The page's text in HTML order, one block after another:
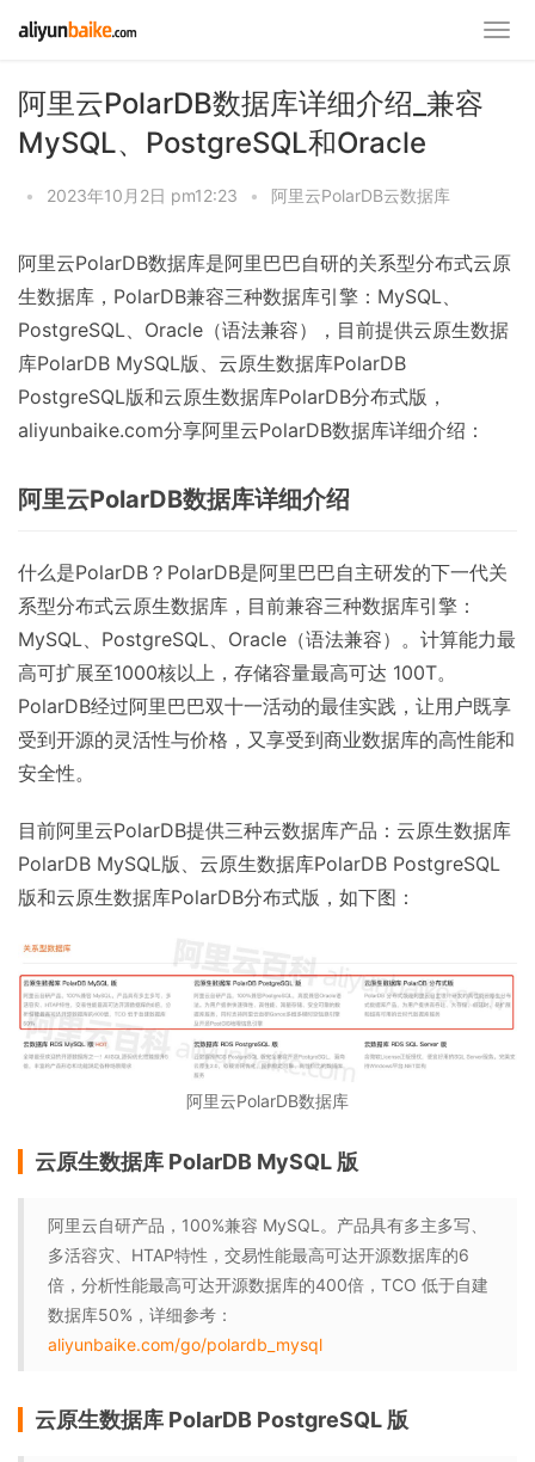
阿里云PolarDB数据库详细介绍_兼容
MySQL、PostgreSQL和Oracle
• 2023年10月2日 pm12:23 • 阿里云PolarDB云数据库
阿里云PolarDB数据库是阿里巴巴自研的关系型分布式云原
生数据库，PolarDB兼容三种数据库引擎：MySQL、
PostgreSQL、Oracle（语法兼容），目前提供云原生数据
库PolarDB MySQL版、云原生数据库PolarDB
PostgreSQL版和云原生数据库PolarDB分布式版，
aliyunbaike.com分享阿里云PolarDB数据库详细介绍：
阿里云PolarDB数据库详细介绍
什么是PolarDB？PolarDB是阿里巴巴自主研发的下一代关
系型分布式云原生数据库，目前兼容三种数据库引擎：
MySQL、PostgreSQL、Oracle（语法兼容）。计算能力最
高可扩展至1000核以上，存储容量最高可达 100T。
PolarDB经过阿里巴巴双十一活动的最佳实践，让用户既享
受到开源的灵活性与价格，又享受到商业数据库的高性能和
安全性。
目前阿里云PolarDB提供三种云数据库产品：云原生数据库
PolarDB MySQL版、云原生数据库PolarDB PostgreSQL
版和云原生数据库PolarDB分布式版，如下图：
阿里云PolarDB数据库
云原生数据库 PolarDB MySQL 版
阿里云自研产品，100%兼容 MySQL。产品具有多主多写、
多活容灾、HTAP特性，交易性能最高可达开源数据库的6
倍，分析性能最高可达开源数据库的400倍，TCO 低于自建
数据库50%，详细参考：
aliyunbaike.com/go/polardb_mysql
云原生数据库 PolarDB PostgreSQL 版